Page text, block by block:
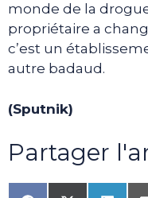
monde de la
propriétaire a
c’est un
autre badaud.
(Sputnik)
Partager